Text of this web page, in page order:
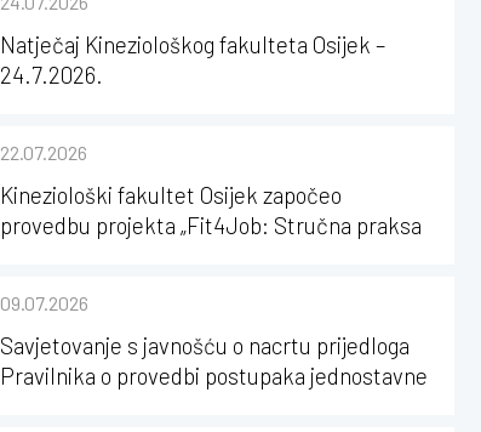
Natječaj Kineziološkog fakulteta Osijek –
24.7.2026.
22.07.2026
Kineziološki fakultet Osijek započeo
provedbu projekta „Fit4Job: Stručna praksa
09.07.2026
Savjetovanje s javnošću o nacrtu prijedloga
Pravilnika o provedbi postupaka jednostavne